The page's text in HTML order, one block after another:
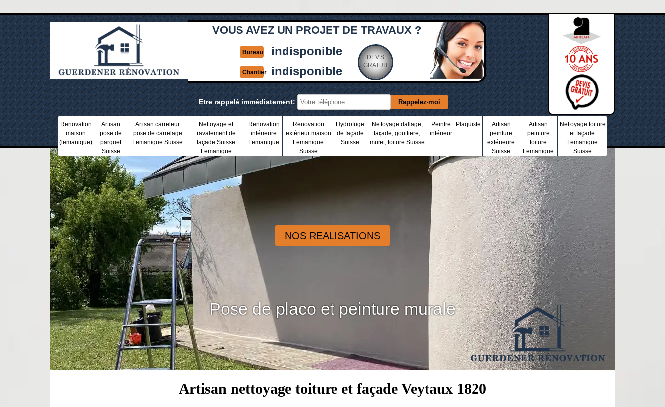
VOUS AVEZ UN PROJET DE TRAVAUX ?
Bureau indisponible
Chantier indisponible
DEVIS
GRATUIT
Etre rappelé immédiatement:
Rénovation
maison
(lemanique)
Artisan
pose de
parquet
Suisse
Artisan carreleur
pose de carrelage
Lemanique Suisse
Nettoyage et
ravalement de
façade Suisse
Lemanique
Rénovation
intérieure
Lemanique
Rénovation
extérieur maison
Lemanique
Suisse
Hydrofuge
de façade
Suisse
Nettoyage dallage,
façade, gouttiere,
muret, toiture Suisse
Peintre
intérieur
Plaquiste
Artisan
peinture
extérieure
Suisse
Artisan
peinture
toiture
Lemanique
Nettoyage toiture
et façade
Lemanique
Suisse
NOS REALISATIONS
Pose de placo et peinture murale
Artisan nettoyage toiture et façade Veytaux 1820